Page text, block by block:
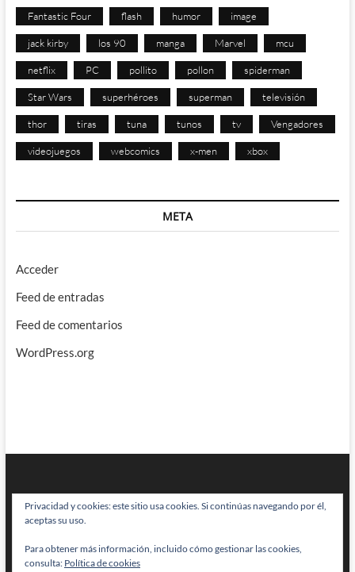
Fantastic Four flash humor image
jack kirby los 90 manga Marvel mcu
netflix PC pollito pollon spiderman
Star Wars superhéroes superman televisión
thor tiras tuna tunos tv Vengadores
videojuegos webcomics x-men xbox
META
Acceder
Feed de entradas
Feed de comentarios
WordPress.org
BRAINSTOMPING| Diseñado por:Theme Freesia|WordPress| © Todos
los derechos reservados
Privacidad y cookies: este sitio usa cookies. Si continúas navegando por él,
aceptas su uso.
Para obtener más información, incluido cómo gestionar las cookies,
consulta: Política de cookies